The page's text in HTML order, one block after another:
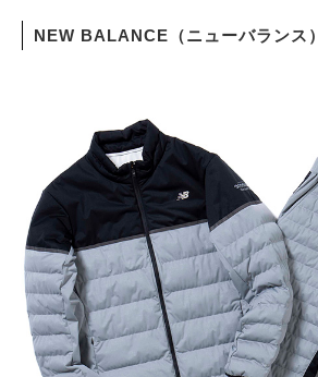
NEW BALANCE（ニューバランス）